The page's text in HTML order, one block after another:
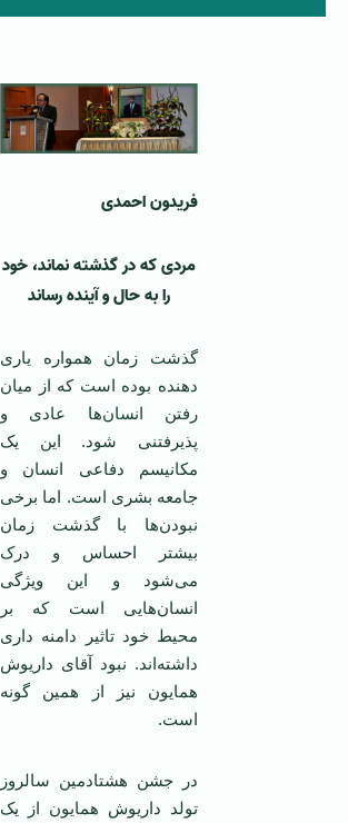
فریدون احمدی
مردی که در گذشته نماند، خود
را به حال و آینده رساند
گذشت زمان همواره یاری
دهنده بوده است که از میان
رفتن انسان‌ها عادی و
پذیرفتنی شود. این یک
مکانیسم دفاعی انسان و
جامعه بشری است. اما برخی
نبودن‌ها با گذشت زمان
بیشتر احساس و درک
می‌شود و این ویژگی
انسان‌هایی است که بر
محیط خود تاثیر دامنه داری
داشته‌اند. نبود آقای داریوش
همایون نیز از همین گونه
است.
در جشن هشتادمین سالروز
تولد داریوش همایون از یک